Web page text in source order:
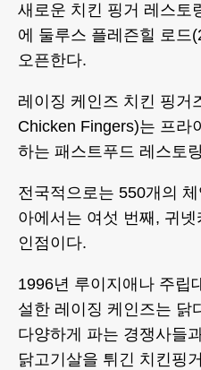
새로운 치킨 핑거 레스토
에 둘루스 플레즌힐 로드
오픈한다.
레이징 케인즈 치킨 핑거
Chicken Fingers)는 프라
하는 패스트푸드 레스토
전국적으로는 550개의
아에서는 여섯 번째, 귀넷
인점이다.
1996년 루이지애나 주립
설한 레이징 케인즈는 닭
다양하게 파는 경쟁사들
닭고기살을 튀긴 치킨핑